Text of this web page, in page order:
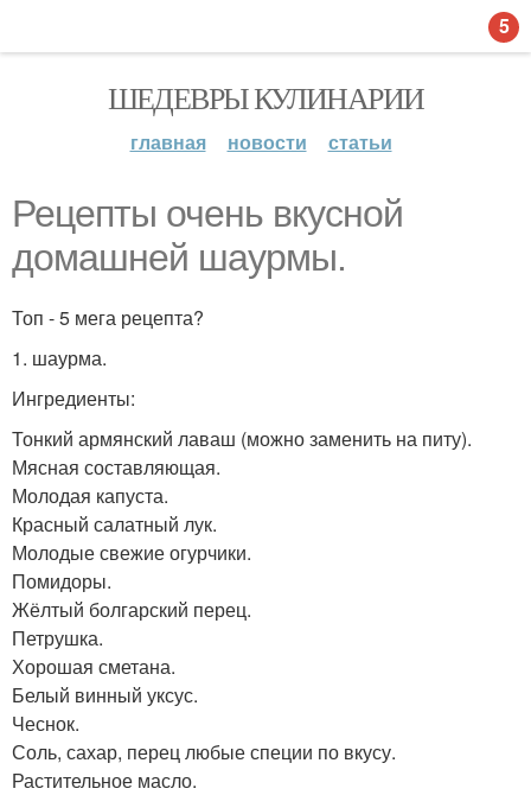
ШЕДЕВРЫ КУЛИНАРИИ
главная новости статьи
Рецепты очень вкусной
домашней шаурмы.
Топ - 5 мега рецепта?
1. шаурма.
Ингредиенты:
Тонкий армянский лаваш (можно заменить на питу).
Мясная составляющая.
Молодая капуста.
Красный салатный лук.
Молодые свежие огурчики.
Помидоры.
Жёлтый болгарский перец.
Петрушка.
Хорошая сметана.
Белый винный уксус.
Чеснок.
Соль, сахар, перец любые специи по вкусу.
Растительное масло.
5